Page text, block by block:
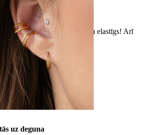
tas ir perfekti uz mana nāss un elastīgs! Arī
iesaku.
pirkums
oriģinālu
uz deguna